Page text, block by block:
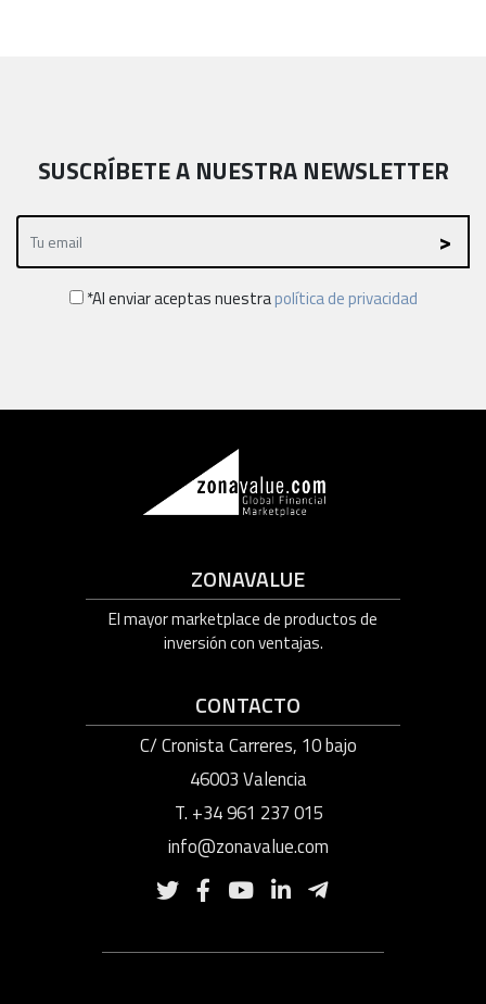
SUSCRÍBETE A NUESTRA NEWSLETTER
*Al enviar aceptas nuestrapolítica de privacidad
ZONAVALUE
El mayor marketplace de productos de
inversión con ventajas.
CONTACTO
C/ Cronista Carreres, 10 bajo
46003 Valencia
T. +34 961 237 015
info@zonavalue.com